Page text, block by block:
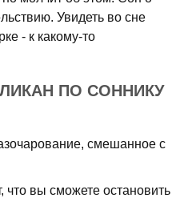
Увидеть во сне
- к какому-то
ПО СОННИКУ
смешанное с
что вы сможете остановить